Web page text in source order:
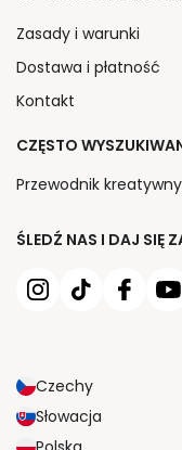
ŚLEDŹ NAS I DAJ SIĘ
Czechy
Słowacja
Zasady i warunki
Dostawa i płatność
Kontakt
CZĘSTO
Przewodnik kreatywny